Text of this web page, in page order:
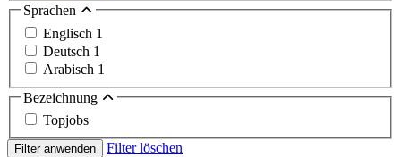
Sprachen
Englisch 1
Deutsch 1
Arabisch 1
Bezeichnung
Topjobs
Filter anwenden
Filter löschen